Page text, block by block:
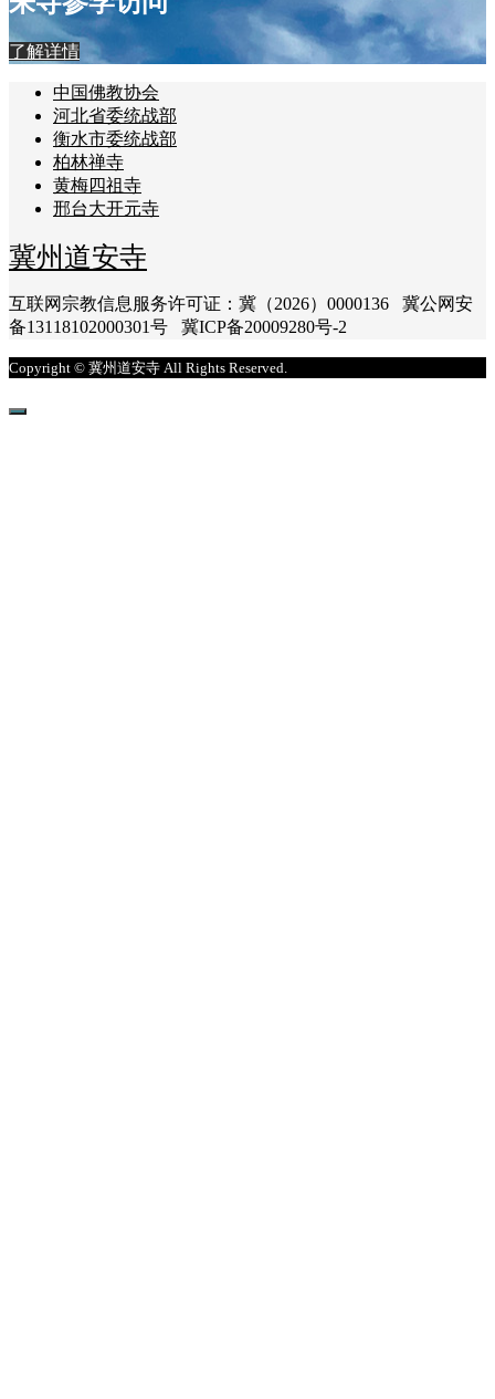
了解详情
中国佛教协会
河北省委统战部
衡水市委统战部
柏林禅寺
黄梅四祖寺
邢台大开元寺
冀州道安寺
互联网宗教信息服务许可证：冀（2026）0000136 冀公网安
备13118102000301号 冀ICP备20009280号-2
Copyright © 冀州道安寺 All Rights Reserved.